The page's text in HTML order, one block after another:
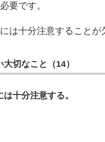
要です。
は十分注意することが
切なこと（14）
十分注意する。